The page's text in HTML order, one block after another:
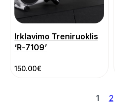
Irklavimo Treniruoklis
‘R-7109’
150.00€
1 2